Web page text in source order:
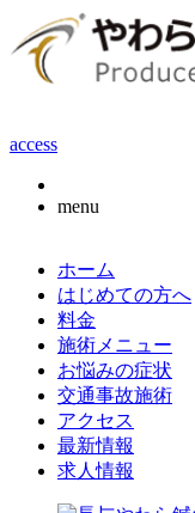
access
menu
ホーム
はじめての方へ
料金
施術メニュー
お悩みの症状
交通事故施術
アクセス
最新情報
求人情報